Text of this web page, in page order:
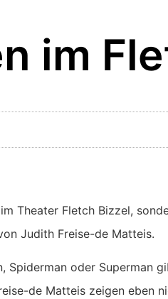
im
Theater Fletch Bizzel,
Judith Freise-de Matteis.
Spiderman oder Superman
de Matteis zeigen eben